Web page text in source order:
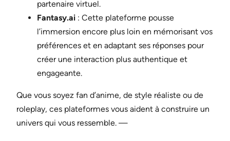
partenaire virtuel.
Fantasy.ai : Cette plateforme pousse
l’immersion encore plus loin en mémorisant vos
préférences et en adaptant ses réponses pour
créer une interaction plus authentique et
engageante.
Que vous soyez fan d’anime, de style réaliste ou de
roleplay, ces plateformes vous aident à construire un
univers qui vous ressemble. —